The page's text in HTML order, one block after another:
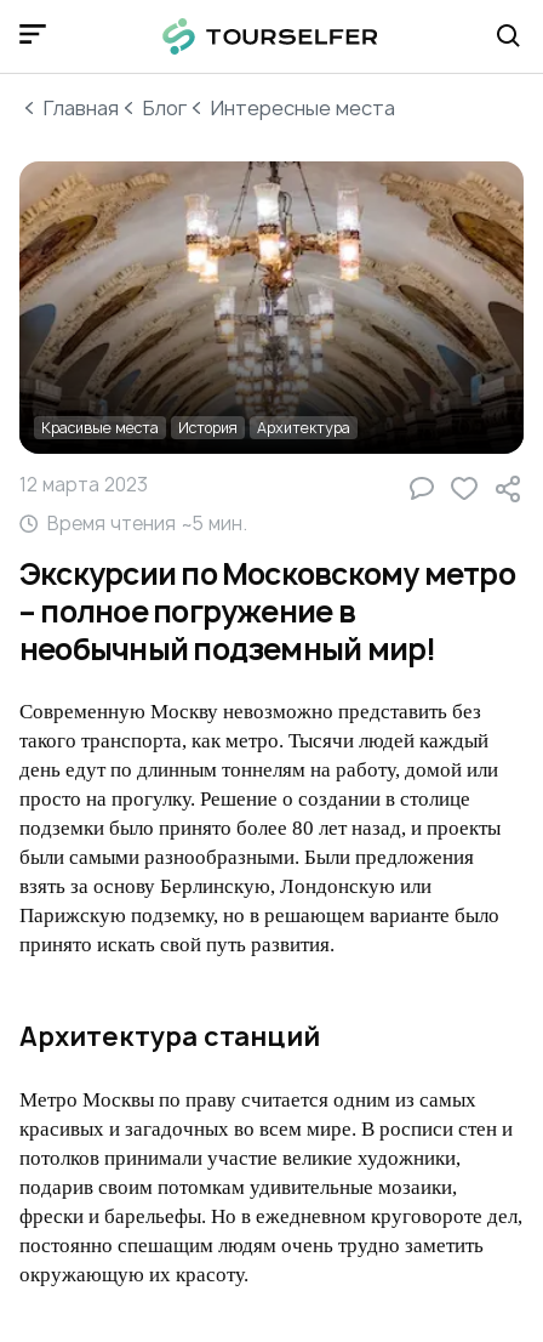
Главная Блог Интересные места
Красивые места История Архитектура
12 марта 2023
Время чтения ~5 мин.
Экскурсии по Московскому метро
– полное погружение в
необычный подземный мир!
Современную Москву невозможно представить без
такого транспорта, как метро. Тысячи людей каждый
день едут по длинным тоннелям на работу, домой или
просто на прогулку. Решение о создании в столице
подземки было принято более 80 лет назад, и проекты
были самыми разнообразными. Были предложения
взять за основу Берлинскую, Лондонскую или
Парижскую подземку, но в решающем варианте было
принято искать свой путь развития.
Архитектура станций
Метро Москвы по праву считается одним из самых
красивых и загадочных во всем мире. В росписи стен и
потолков принимали участие великие художники,
подарив своим потомкам удивительные мозаики,
фрески и барельефы. Но в ежедневном круговороте дел,
постоянно спешащим людям очень трудно заметить
окружающую их красоту.